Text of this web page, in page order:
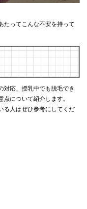
たってこんな不安を持って
対応、授乳中でも脱毛でき
について紹介します。
る人はぜひ参考にしてくだ